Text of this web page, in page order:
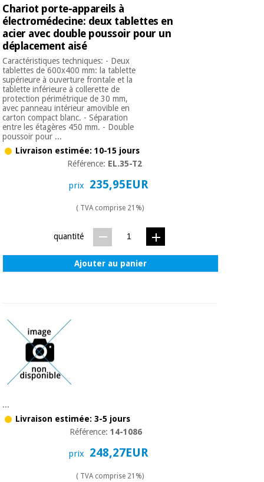
Instruments
chirurgicaux
(déstockage)
jeux
Armoires
sanitaires
Vétérinaire
Orthopédie
Chariot porte-appareils à
électromédecine: deux tablettes en
acier avec double poussoir pour un
déplacement aisé
Caractéristiques techniques: - Deux
tablettes de 600x400 mm: la tablette
supérieure à ouverture frontale et la
tablette inférieure à collerette de
protection périmétrique de 30 mm,
avec panneau intérieur amovible en
carton compact blanc. - Séparation
entre les étagères 450 mm. - Double
poussoir pour ...
Livraison estimée: 10-15 jours
Référence: EL.35-T2
prix 235,95EUR
( TVA comprise 21%)
quantité
Ajouter au panier
...
Livraison estimée: 3-5 jours
Référence:14-1086
prix 248,27EUR
( TVA comprise 21%)